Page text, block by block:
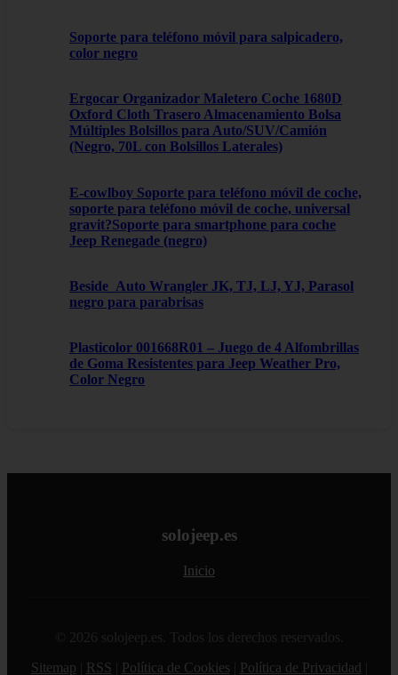
Soporte para teléfono móvil para salpicadero,
color negro
Ergocar Organizador Maletero Coche 1680D
Oxford Cloth Trasero Almacenamiento Bolsa
Múltiples Bolsillos para Auto/SUV/Camión
(Negro, 70L con Bolsillos Laterales)
E-cowlboy Soporte para teléfono móvil de coche,
soporte para teléfono móvil de coche, universal
gravit?Soporte para smartphone para coche
Jeep Renegade (negro)
Beside_Auto Wrangler JK, TJ, LJ, YJ, Parasol
negro para parabrisas
Plasticolor 001668R01 – Juego de 4 Alfombrillas
de Goma Resistentes para Jeep Weather Pro,
Color Negro
solojeep.es
Inicio
© 2026 solojeep.es. Todos los derechos reservados.
Sitemap
RSS Política de Cookies Política de Privacidad